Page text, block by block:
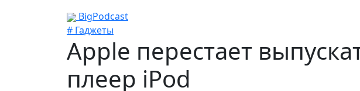
BigPodcast
# Гаджеты
Apple перестает
плеер iPod